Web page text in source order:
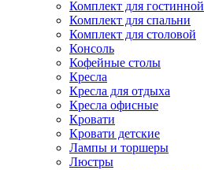
Комплект для гостинной
Комплект для спальни
Комплект для столовой
Консоль
Кофейные столы
Кресла
Кресла для отдыха
Кресла офисные
Кровати
Кровати детские
Лампы и торшеры
Люстры